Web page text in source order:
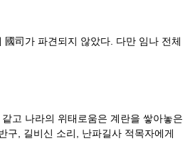
司가 파견되지 않았다. 다만 임나 전체
고 나라의 위태로움은 계란을 쌓아놓은
구, 길비신 소리, 난파길사 적목자에게